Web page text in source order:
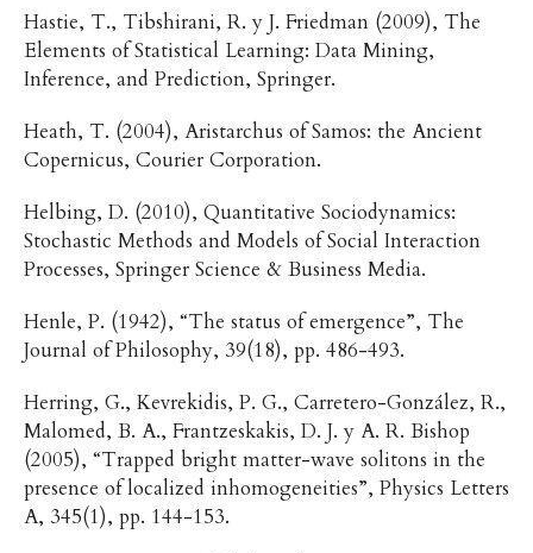
Hastie, T., Tibshirani, R. y J. Friedman (2009), The
Elements of Statistical Learning: Data Mining,
Inference, and Prediction, Springer.
Heath, T. (2004), Aristarchus of Samos: the Ancient
Copernicus, Courier Corporation.
Helbing, D. (2010), Quantitative Sociodynamics:
Stochastic Methods and Models of Social Interaction
Processes, Springer Science & Business Media.
Henle, P. (1942), “The status of emergence”, The
Journal of Philosophy, 39(18), pp. 486-493.
Herring, G., Kevrekidis, P. G., Carretero-González, R.,
Malomed, B. A., Frantzeskakis, D. J. y A. R. Bishop
(2005), “Trapped bright matter-wave solitons in the
presence of localized inhomogeneities”, Physics Letters
A, 345(1), pp. 144-153.